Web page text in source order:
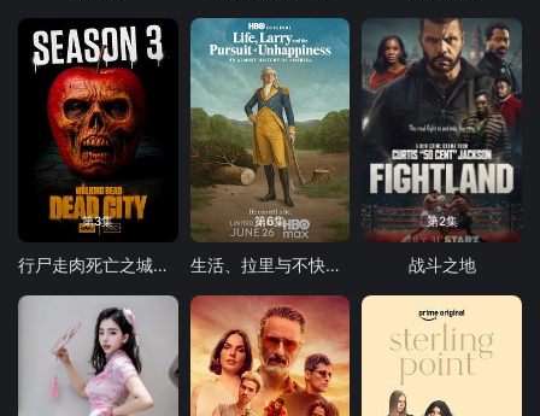
第3集
行尸走肉死亡之城第三季
第6集
生活、拉里与不快乐的追求：一部美国史
第2集
战斗之地